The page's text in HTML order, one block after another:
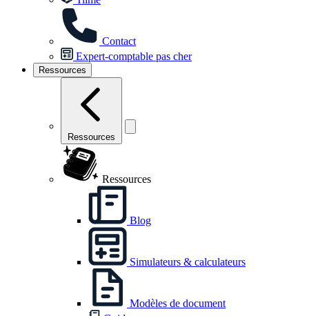
Contact
Expert-comptable pas cher
Ressources
Ressources
Ressources
Blog
Simulateurs & calculateurs
Modèles de document